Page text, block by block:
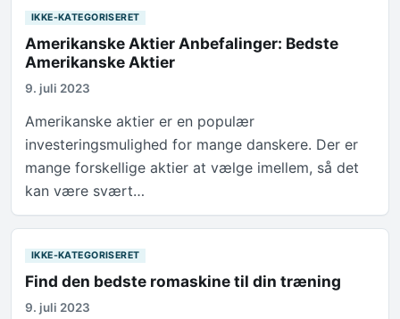
IKKE-KATEGORISERET
Amerikanske Aktier Anbefalinger: Bedste
Amerikanske Aktier
9. juli 2023
Amerikanske aktier er en populær
investeringsmulighed for mange danskere. Der er
mange forskellige aktier at vælge imellem, så det
kan være svært…
IKKE-KATEGORISERET
Find den bedste romaskine til din træning
9. juli 2023